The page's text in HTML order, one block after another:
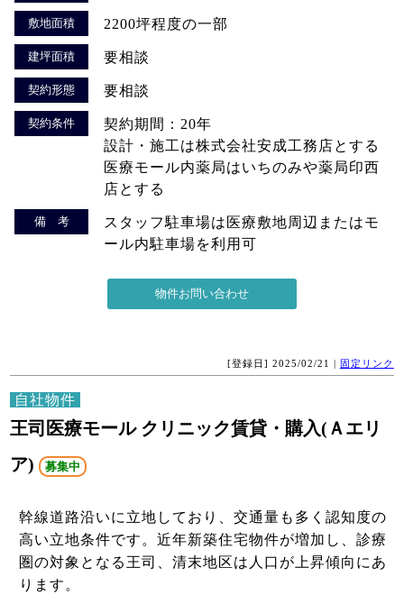
敷地面積 2200坪程度の一部
建坪面積 要相談
契約形態 要相談
契約条件
契約期間：20年
設計・施工は株式会社安成工務店とする
医療モール内薬局はいちのみや薬局印西
店とする
備 考
スタッフ駐車場は医療敷地周辺またはモ
ール内駐車場を利用可
[登録日] 2025/02/21 | 固定リンク
自社物件
王司医療モール クリニック賃貸・購入(Ａエリ
ア) 募集中
幹線道路沿いに立地しており、交通量も多く認知度の
高い立地条件です。近年新築住宅物件が増加し、診療
圏の対象となる王司、清末地区は人口が上昇傾向にあ
ります。